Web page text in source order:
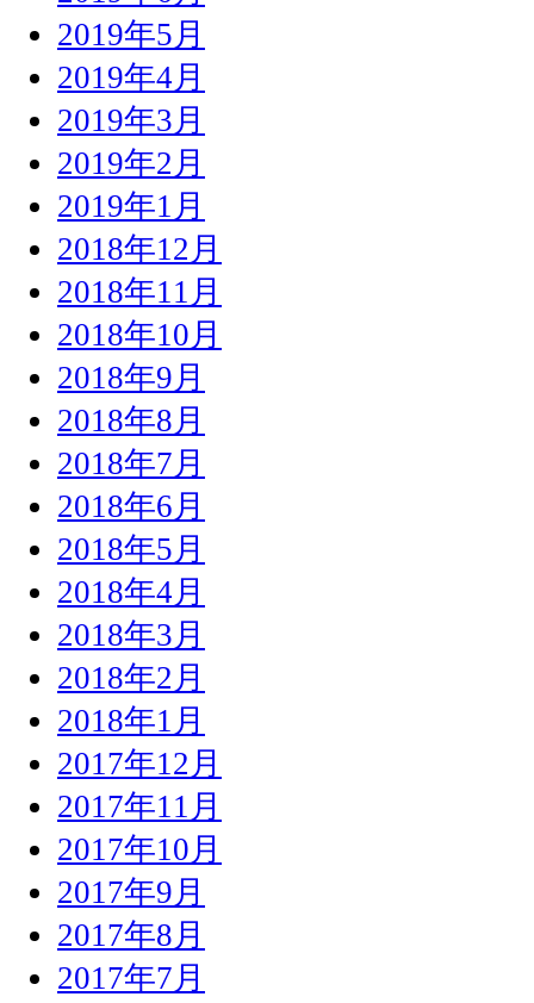
2019年5月
2019年4月
2019年3月
2019年2月
2019年1月
2018年12月
2018年11月
2018年10月
2018年9月
2018年8月
2018年7月
2018年6月
2018年5月
2018年4月
2018年3月
2018年2月
2018年1月
2017年12月
2017年11月
2017年10月
2017年9月
2017年8月
2017年7月